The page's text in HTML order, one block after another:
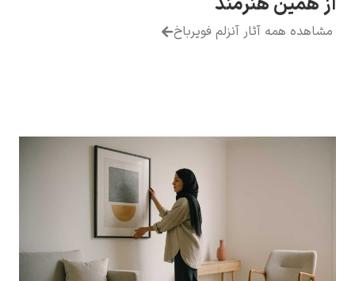
همه آثار آنزلم فویرباخ